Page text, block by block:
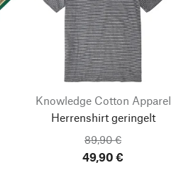
Knowledge Cotton Apparel
Herrenshirt geringelt
89,90 €
49,90 €